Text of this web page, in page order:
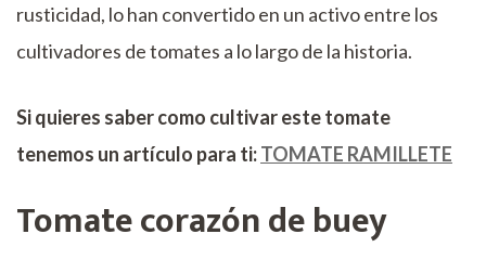
rusticidad, lo han convertido en un activo entre los
cultivadores de tomates a lo largo de la historia.
Si quieres saber como cultivar este tomate
tenemos un artículo para ti:TOMATE RAMILLETE
Tomate corazón de buey